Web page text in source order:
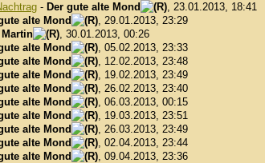
- Der gute alte Mond
, 23.01.2013, 18:41
alte Mond
, 29.01.2013, 23:29
Martin
, 30.01.2013, 00:26
alte Mond
, 05.02.2013, 23:33
alte Mond
, 12.02.2013, 23:48
alte Mond
, 19.02.2013, 23:49
alte Mond
, 26.02.2013, 23:40
alte Mond
, 06.03.2013, 00:15
alte Mond
, 19.03.2013, 23:51
alte Mond
, 26.03.2013, 23:49
alte Mond
, 02.04.2013, 23:44
alte Mond
, 09.04.2013, 23:36